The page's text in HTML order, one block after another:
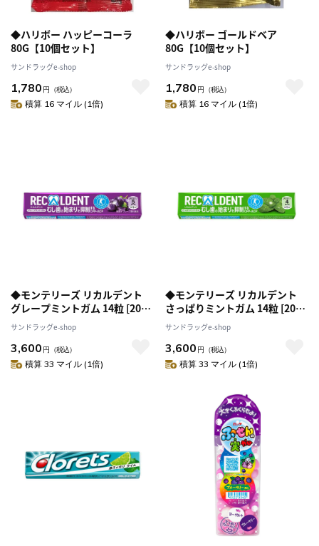
◆ハリボー ハッピーコーラ
80G【10個セット】
サンドラッグe-shop
1,780 円 （税込）
積算 16 マイル (1倍)
◆ハリボー ゴールドベア
80G【10個セット】
サンドラッグe-shop
1,780 円 （税込）
積算 16 マイル (1倍)
◆モンテリーズ リカルデント
グレープミントガム 14粒 [20個
セット]
サンドラッグe-shop
3,600 円 （税込）
積算 33 マイル (1倍)
◆モンテリーズ リカルデント
さっぱりミントガム 14粒 [20個
セット]
サンドラッグe-shop
3,600 円 （税込）
積算 33 マイル (1倍)